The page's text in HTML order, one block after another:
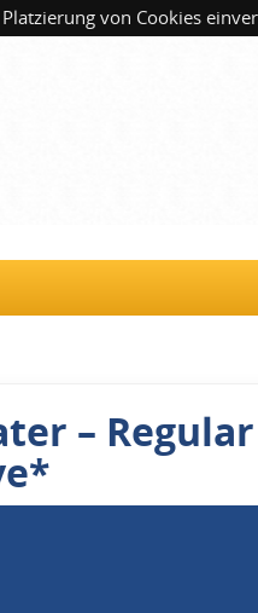
von Cookies
– Regular